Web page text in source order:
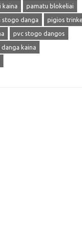
kaina
pamatu blokeliai
stogo danga
pigios
pvc stogo dangos
kaina